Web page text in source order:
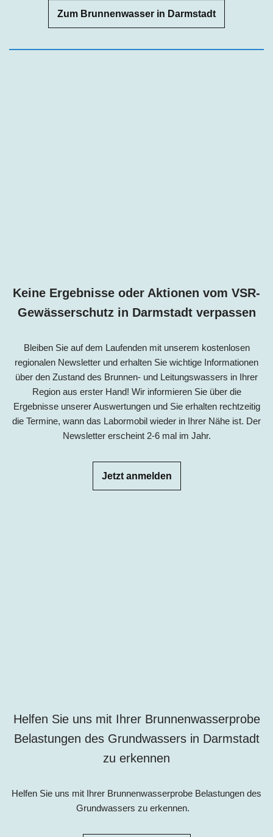
Zum Brunnenwasser in Darmstadt
Keine Ergebnisse oder Aktionen vom VSR-
Gewässerschutz in Darmstadt verpassen
Bleiben Sie auf dem Laufenden mit unserem kostenlosen
regionalen Newsletter und erhalten Sie wichtige Informationen
über den Zustand des Brunnen- und Leitungswassers in Ihrer
Region aus erster Hand! Wir informieren Sie über die
Ergebnisse unserer Auswertungen und Sie erhalten rechtzeitig
die Termine, wann das Labormobil wieder in Ihrer Nähe ist. Der
Newsletter erscheint 2-6 mal im Jahr.
Jetzt anmelden
Helfen Sie uns mit Ihrer Brunnenwasserprobe
Belastungen des Grundwassers in Darmstadt
zu erkennen
Helfen Sie uns mit Ihrer Brunnenwasserprobe Belastungen des
Grundwassers zu erkennen.